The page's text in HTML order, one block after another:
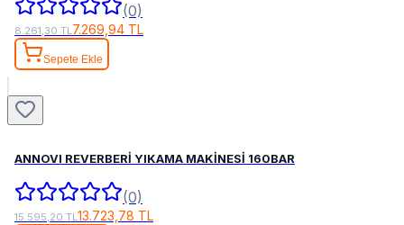
(0)
8.261,30 TL 7.269,94 TL
Sepete Ekle
ANNOVI REVERBERİ YIKAMA MAKİNESİ 160BAR
(0)
15.595,20 TL13.723,78 TL